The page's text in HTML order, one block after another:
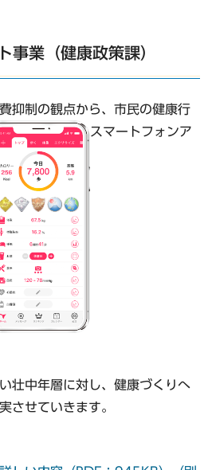
事業（健康政策課）
抑制の観点から、市民の健康行
スマートフォンア
壮中年層に対し、健康づくりへ
させていきます。